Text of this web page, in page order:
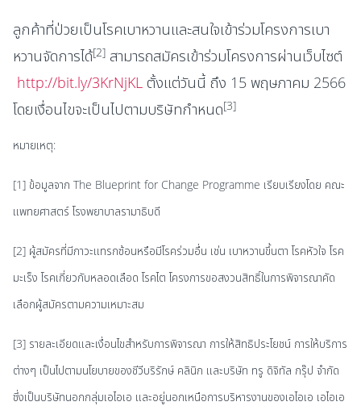
ลูกค้าที่ป่วยเป็นโรคเบาหวานและสนใจเข้าร่วมโครงการเบา
หวานจัดการได้[2] สามารถสมัครเข้าร่วมโครงการผ่านเว็บไซต์
http://bit.ly/3KrNjKL ตั้งแต่วันนี้ ถึง 15 พฤษภาคม 2566
โดยเงื่อนไขจะเป็นไปตามบริษัทกำหนด[3]
หมายเหตุ:
[1] ข้อมูลจาก The Blueprint for Change Programme เรียบเรียงโดย คณะ
แพทยศาสตร์ โรงพยาบาลรามาธิบดี
[2] ผู้สมัครที่มีภาวะแทรกซ้อนหรือมีโรคร่วมอื่น เช่น เบาหวานขึ้นตา โรคหัวใจ โรค
มะเร็ง โรคเกี่ยวกับหลอดเลือด โรคไต โครงการขอสงวนสิทธิ์ในการพิจารณาคัด
เลือกผู้สมัครตามความเหมาะสม
[3] รายละเอียดและเงื่อนไขสำหรับการพิจารณา การให้สิทธิประโยชน์ การให้บริการ
ต่างๆ เป็นไปตามนโยบายของชีวีบริรักษ์ คลินิก และบริษัท ทรู ดิจิทัล กรุ๊ป จำกัด
ซึ่งเป็นบริษัทนอกกลุ่มเอไอเอ และอยู่นอกเหนือการบริหารงานของเอไอเอ เอไอเอ